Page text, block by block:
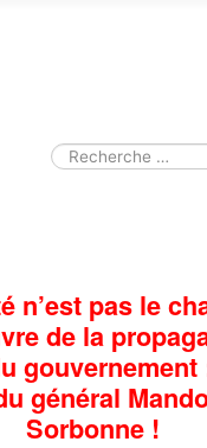
Valider
n’est pas le
de la
gouvernement
général
Sorbonne !